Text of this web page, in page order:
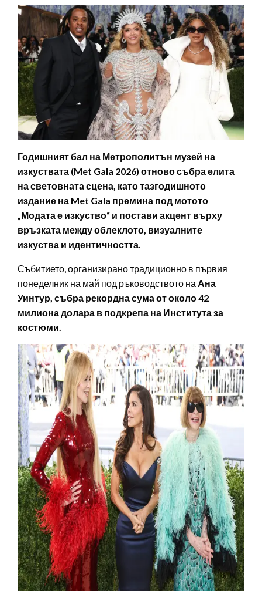
Годишният бал на Метрополитън музей на
изкуствата (Met Gala 2026) отново събра елита
на световната сцена, като тазгодишното
издание на Met Gala премина под мотото
„Модата е изкуство“ и постави акцент върху
връзката между облеклото, визуалните
изкуства и идентичността.
Събитието, организирано традиционно в първия
понеделник на май под ръководството на Ана
Уинтур, събра рекордна сума от около 42
милиона долара в подкрепа на Института за
костюми.